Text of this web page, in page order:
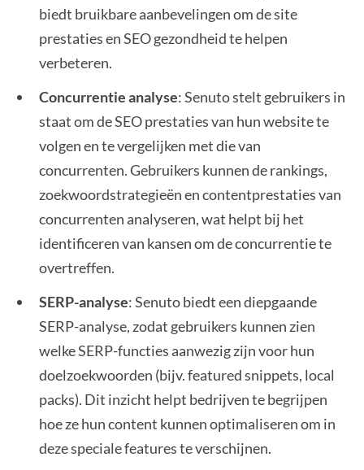
biedt bruikbare aanbevelingen om de site
prestaties en SEO gezondheid te helpen
verbeteren.
Concurrentie analyse: Senuto stelt gebruikers in
staat om de SEO prestaties van hun website te
volgen en te vergelijken met die van
concurrenten. Gebruikers kunnen de rankings,
zoekwoordstrategieën en contentprestaties van
concurrenten analyseren, wat helpt bij het
identificeren van kansen om de concurrentie te
overtreffen.
SERP-analyse: Senuto biedt een diepgaande
SERP-analyse, zodat gebruikers kunnen zien
welke SERP-functies aanwezig zijn voor hun
doelzoekwoorden (bijv. featured snippets, local
packs). Dit inzicht helpt bedrijven te begrijpen
hoe ze hun content kunnen optimaliseren om in
deze speciale features te verschijnen.